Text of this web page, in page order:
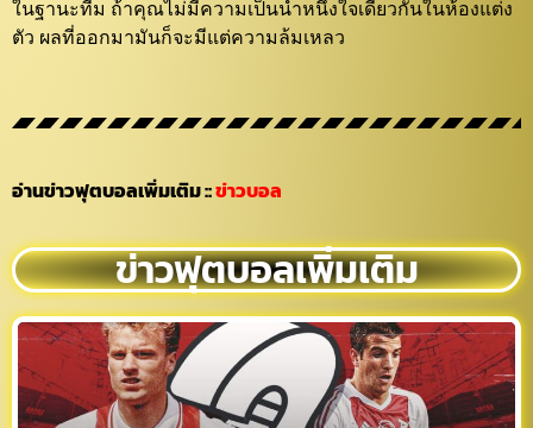
ในฐานะทีม ถ้าคุณไม่มีความเป็นน้ำหนึ่งใจเดียวกันในห้องแต่ง
ตัว ผลที่ออกมามันก็จะมีแต่ความล้มเหลว
อ่านข่าวฟุตบอลเพิ่มเติม::ข่าวบอล
ข่าวฟุตบอลเพิ่มเติม